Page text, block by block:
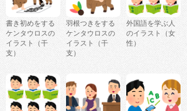
書き初めをする
ケンタウロスの
イラスト（干
支）
羽根つきをする
ケンタウロスの
イラスト（干
支）
外国語を学ぶ人
のイラスト（女
性）